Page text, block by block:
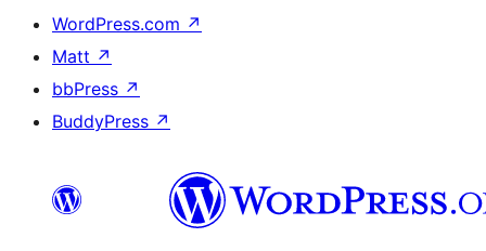
WordPress.com ↗
Matt ↗
bbPress ↗
BuddyPress ↗